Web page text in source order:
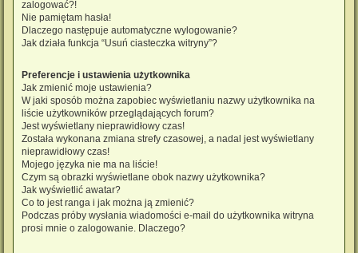
zalogować?!
Nie pamiętam hasła!
Dlaczego następuje automatyczne wylogowanie?
Jak działa funkcja “Usuń ciasteczka witryny”?
Preferencje i ustawienia użytkownika
Jak zmienić moje ustawienia?
W jaki sposób można zapobiec wyświetlaniu nazwy użytkownika na
liście użytkowników przeglądających forum?
Jest wyświetlany nieprawidłowy czas!
Została wykonana zmiana strefy czasowej, a nadal jest wyświetlany
nieprawidłowy czas!
Mojego języka nie ma na liście!
Czym są obrazki wyświetlane obok nazwy użytkownika?
Jak wyświetlić awatar?
Co to jest ranga i jak można ją zmienić?
Podczas próby wysłania wiadomości e-mail do użytkownika witryna
prosi mnie o zalogowanie. Dlaczego?